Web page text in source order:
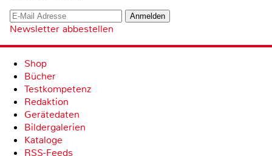
Newsletter abbestellen
Shop
Bücher
Testkompetenz
Redaktion
Gerätedaten
Bildergalerien
Kataloge
RSS-Feeds